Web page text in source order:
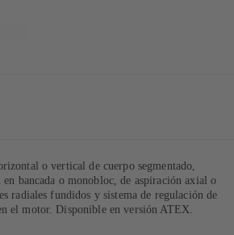
o vertical de cuerpo segmentado,
bancada o monobloc, de aspiración axial o
radiales fundidos y sistema de regulación de
el motor. Disponible en versión ATEX.